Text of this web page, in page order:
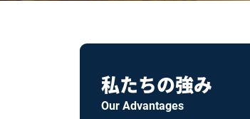
私たちの強み
Our Advantages